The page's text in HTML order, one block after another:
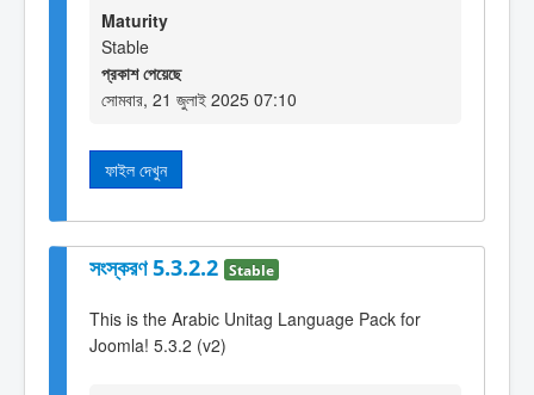
Maturity
Stable
প্রকাশ পেয়েছে
সোমবার, 21 জুলাই 2025 07:10
ফাইল দেখুন
সংস্করণ 5.3.2.2 Stable
This is the Arabic Unitag Language Pack for
Joomla! 5.3.2 (v2)